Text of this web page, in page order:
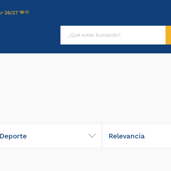
26/27 💙💛
Deporte Relevancia